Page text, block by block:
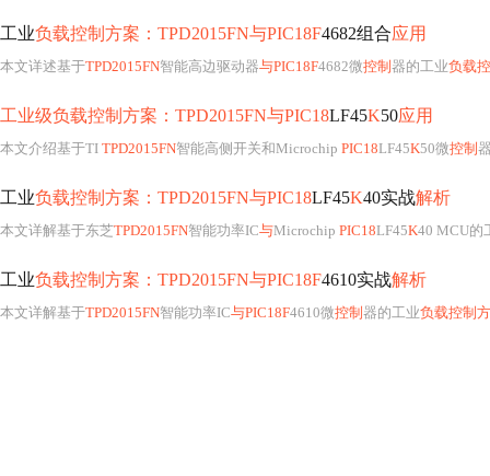
工业负载控制方案：TPD2015FN与PIC18F4682组合应用
本文详述基于TPD2015FN智能高边驱动器与PIC18F4682微控制 器的工业负载
工业级负载控制方案：TPD2015FN与PIC18LF45K50应用
本文介绍基于TI TPD2015FN智能高侧开关和Microchip PIC18LF45K50微控制
工业负载控制方案：TPD2015FN与PIC18LF45K40实战解析
本文详解基于东芝TPD2015FN智能功率IC与Microchip PIC18LF45K40 MCU的
工业负载控制方案：TPD2015FN与PIC18F4610实战解析
本文详解基于TPD2015FN智能功率IC与PIC18F4610微控制 器的工业负载控制